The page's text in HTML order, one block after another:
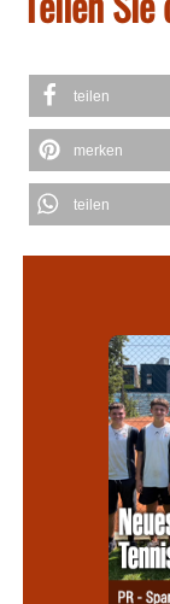
teilen
merken
teilen